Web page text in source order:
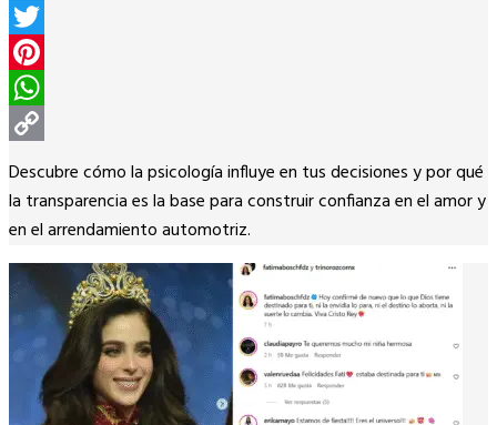
Facebook
Twitter
Pinterest
WhatsApp
Copy
Link
Descubre cómo la psicología influye en tus decisiones y por qué
la transparencia es la base para construir confianza en el amor y
en el arrendamiento automotriz.